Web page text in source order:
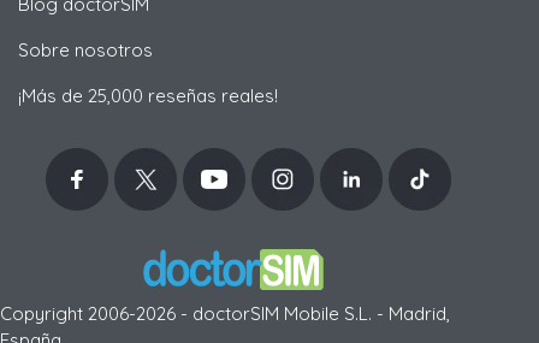
Sobre nosotros
¡Más de 25,000 reseñas reales!
Copyright 2006-2026 - doctorSIM Mobile S.L. - Madrid,